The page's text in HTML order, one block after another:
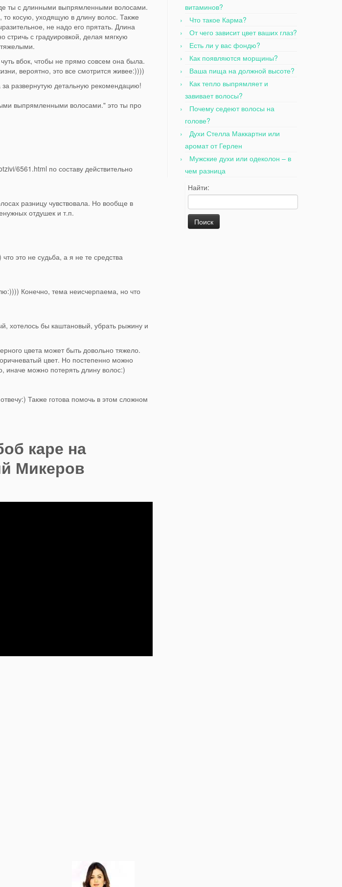
ты с длинными выпрямленными волосами.
то косую, уходящую в длину волос. Также
не надо его прятать. Длина
с градуировкой, делая мягкую
вбок, чтобы не прямо совсем она была.
вероятно, это все смотрится живее:))))
развернутую детальную рекомендацию!
выпрямленными волосами." это ты про
6561.html по составу действительно
разницу чувствовала. Но вообще в
отдушек и т.п.
это не судьба, а я не те средства
Конечно, тема неисчерпаема, но что
хотелось бы каштановый, убрать рыжину и
цвета может быть довольно тяжело.
цвет. Но постепенно можно
иначе можно потерять длину волос:)
Также готова помочь в этом сложном
каре на
Микеров
витаминов?
Что такое Карма?
От чего зависит цвет ваших глаз?
Есть ли у вас фондю?
Как появляются морщины?
Ваша пища на должной высоте?
Как тепло выпрямляет и
завивает волосы?
Почему седеют волосы на
голове?
Духи Стелла Маккартни или
аромат от Герлен
Мужские духи или одеколон – в
чем разница
Найти: